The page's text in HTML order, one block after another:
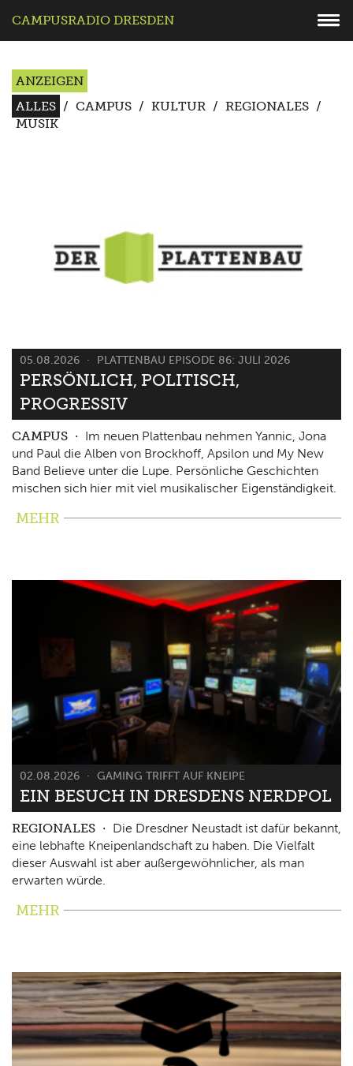
CAMPUSRADIO DRESDEN
ANZEIGEN
ALLES / CAMPUS / KULTUR / REGIONALES /
MUSIK
05.08.2026 PLATTENBAU EPISODE 86: JULI 2026
PERSÖNLICH, POLITISCH,
PROGRESSIV
CAMPUS
Im neuen Plattenbau nehmen Yannic, Jona
und Paul die Alben von Brockhoff, Apsilon und My New
Band Believe unter die Lupe. Persönliche Geschichten
mischen sich hier mit viel musikalischer Eigenständigkeit.
MEHR
02.08.2026 GAMING TRIFFT AUF KNEIPE
EIN BESUCH IN DRESDENS NERDPOL
REGIONALES
Die Dresdner Neustadt ist dafür bekannt,
eine lebhafte Kneipenlandschaft zu haben. Die Vielfalt
dieser Auswahl ist aber außergewöhnlicher, als man
erwarten würde.
MEHR